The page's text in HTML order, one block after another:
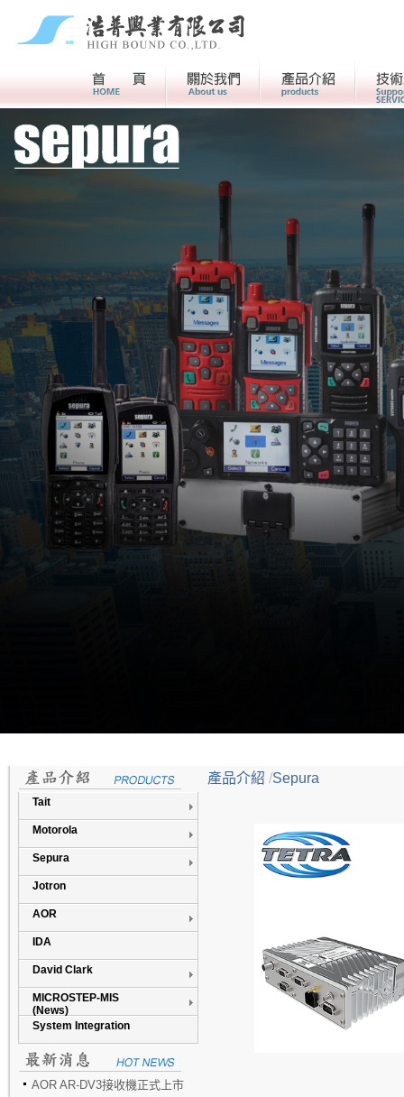
首頁
Tait
Motorola
Sepura
Jotron
AOR
IDA
David Clark
MICROSTEP-MIS
(News)
System Integration
AOR AR-DV3接收機正式上市
產品介紹 /Sepura